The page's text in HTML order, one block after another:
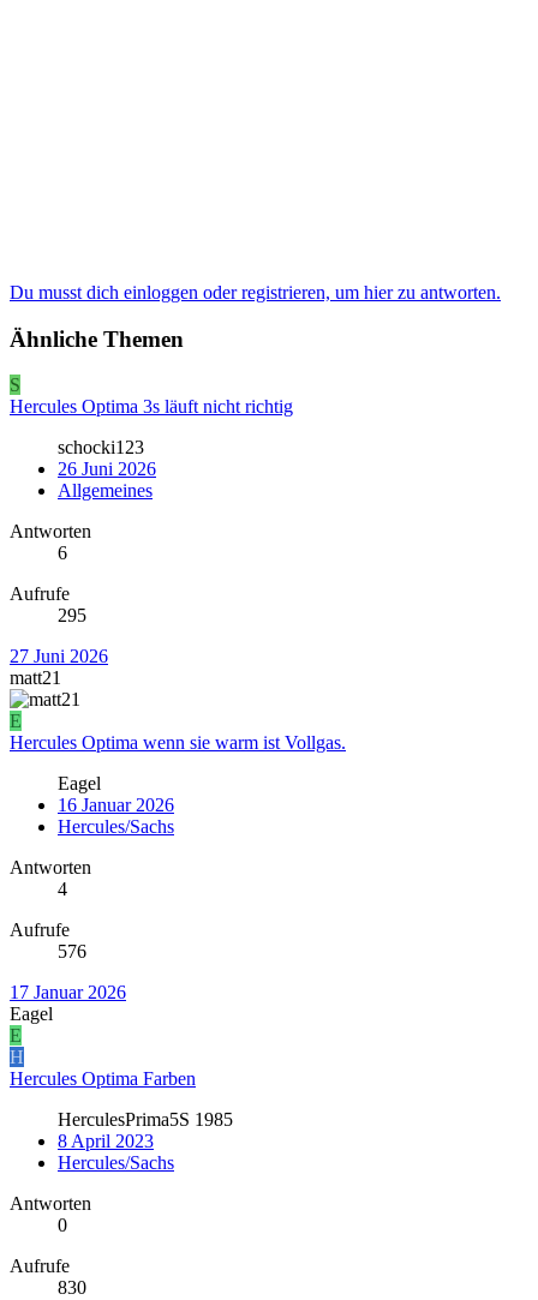
Du musst dich einloggen oder registrieren, um hier zu antworten.
Ähnliche Themen
S
Hercules Optima 3s läuft nicht richtig
schocki123
26 Juni 2026
Allgemeines
Antworten
6
Aufrufe
295
27 Juni 2026
matt21
E
Hercules Optima wenn sie warm ist Vollgas.
Eagel
16 Januar 2026
Hercules/Sachs
Antworten
4
Aufrufe
576
17 Januar 2026
Eagel
E
H
Hercules Optima Farben
HerculesPrima5S 1985
8 April 2023
Hercules/Sachs
Antworten
0
Aufrufe
830